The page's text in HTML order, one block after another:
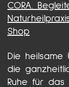
CORA.
Shop
Die heilsame
die
Ruhe für das